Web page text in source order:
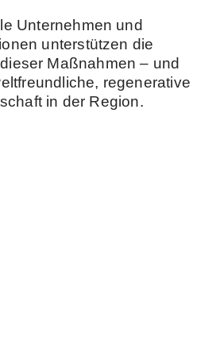
Unternehmen und
unterstützen die
Maßnahmen – und
regenerative
in der Region.